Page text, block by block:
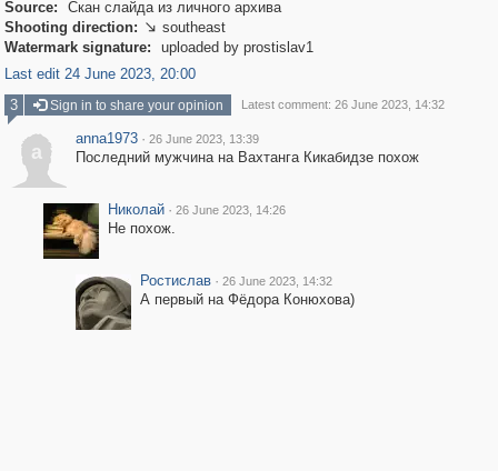
Source:
Скан слайда из личного архива
Shooting direction:  southeast
Watermark signature:
uploaded by prostislav1
Last edit 24 June 2023, 20:00
3
Sign in to share your opinion Latest comment: 26 June 2023, 14:32
a
anna1973 · 26 June 2023, 13:39
Последний мужчина на Вахтанга Кикабидзе похож
Николай · 26 June 2023, 14:26
Не похож.
Ростислав · 26 June 2023, 14:32
А первый на Фёдора Конюхова)